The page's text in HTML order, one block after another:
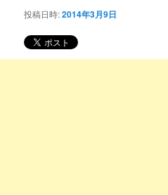
テ
ン
投稿日時:2014年3月9日